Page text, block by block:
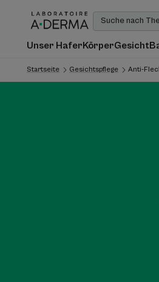
Unser HaferKörperGesicht
Startseite Gesichtspflege Anti-